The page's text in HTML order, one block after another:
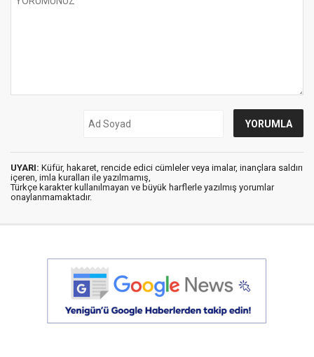
UYARI: Küfür, hakaret, rencide edici cümleler veya imalar, inançlara saldırı
içeren, imla kuralları ile yazılmamış,
Türkçe karakter kullanılmayan ve büyük harflerle yazılmış yorumlar
onaylanmamaktadır.